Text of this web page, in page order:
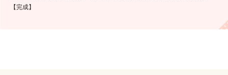
【完成】